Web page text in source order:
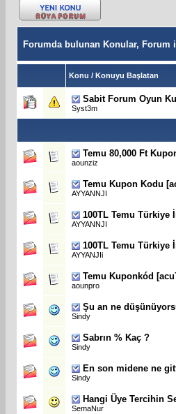
Forumda bulunan Konular, Forum
Konu / Konuyu Başlatan
Sabit Forum Oyun
Syst3m
Temu 80,000 Ft
aounziz
Temu Kupon Kodu
AYYANNJI
100TL Temu Türkiye
AYYANNJI
100TL Temu Türkiye
AYYANJIi
Temu Kuponkód
aounpro
Şu an ne
Sindy
Sabrın % Kaç ?
Sindy
En son midene ne
Sindy
Hangi Üye Tercihin
SemaNur